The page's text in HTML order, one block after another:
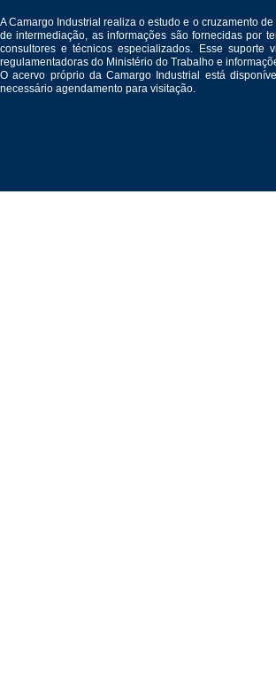
A Camargo Industrial realiza o estudo e o cruzamento
de intermediação, as informações são fornecidas por
consultores e técnicos especializados. Esse
regulamentadoras do Ministério do Trabalho e
O acervo próprio da Camargo Industrial está
necessário agendamento para visitação.